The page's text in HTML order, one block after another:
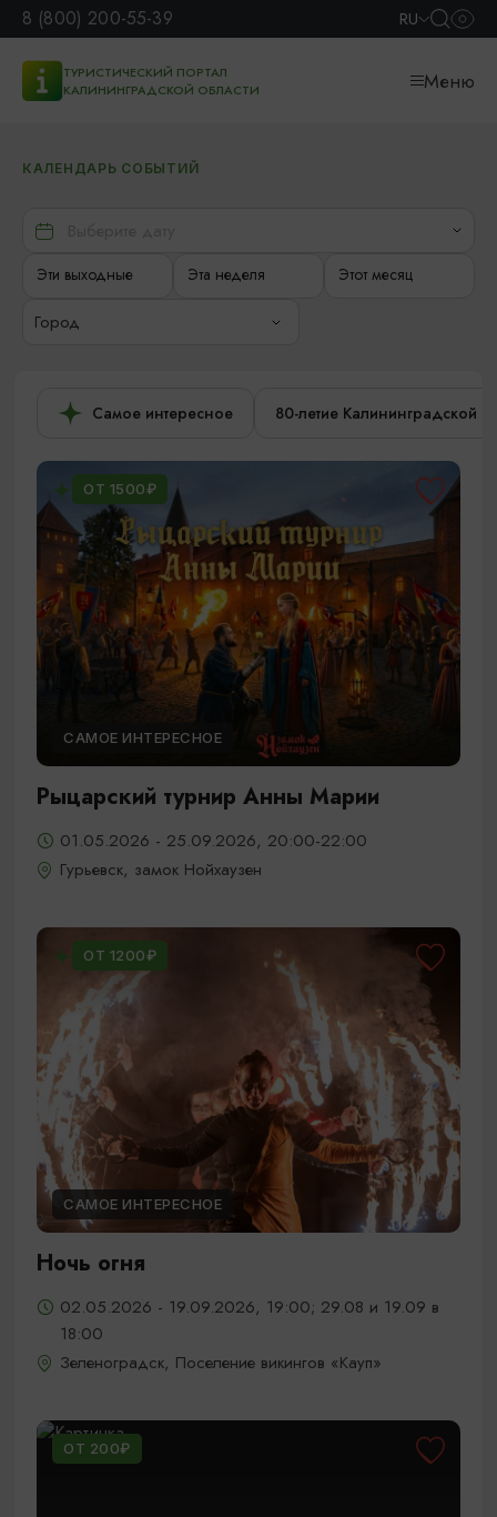
8 (800) 200-55-39 RU
ТУРИСТИЧЕСКИЙ ПОРТАЛ
КАЛИНИНГРАДСКОЙ ОБЛАСТИ
Меню
КАЛЕНДАРЬ СОБЫТИЙ
Эти выходные Эта неделя Этот месяц
Город
Самое интересное 80-летие Калининградской
ОТ 1500₽
САМОЕ ИНТЕРЕСНОЕ
Рыцарский турнир Анны Марии
01.05.2026 - 25.09.2026, 20:00-22:00
Гурьевск, замок Нойхаузен
ОТ 1200₽
САМОЕ ИНТЕРЕСНОЕ
Ночь огня
02.05.2026 - 19.09.2026, 19:00; 29.08 и 19.09 в
18:00
Зеленоградск, Поселение викингов «Кауп»
ОТ 200₽